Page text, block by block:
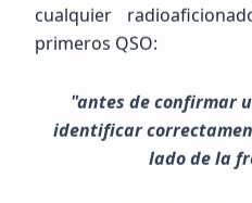
Principiante
cualquier
primeros QSO:
"antes de confirmar
identificar
lado de la